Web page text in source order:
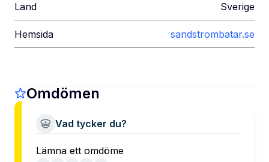
Land Sverige
Hemsida sandstrombatar.se
Omdömen
Vad tycker du?
Lämna ett omdöme